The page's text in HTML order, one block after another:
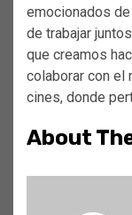
emocionados
de trabajar
que creamos
colaborar con el
cines, donde
About